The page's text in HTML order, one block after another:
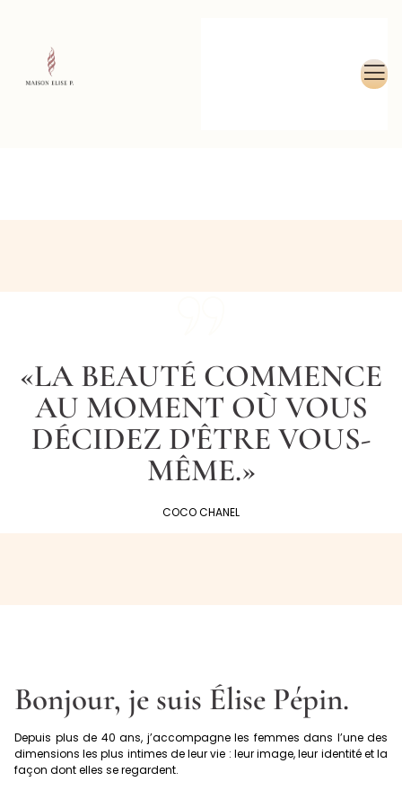
«LA BEAUTÉ COMMENCE
AU MOMENT OÙ VOUS
DÉCIDEZ D'ÊTRE VOUS-
MÊME.»
COCO CHANEL
Bonjour, je suis Élise Pépin.
Depuis plus de 40 ans, j’accompagne les femmes dans l’une des
dimensions les plus intimes de leur vie : leur image, leur identité et la
façon dont elles se regardent.